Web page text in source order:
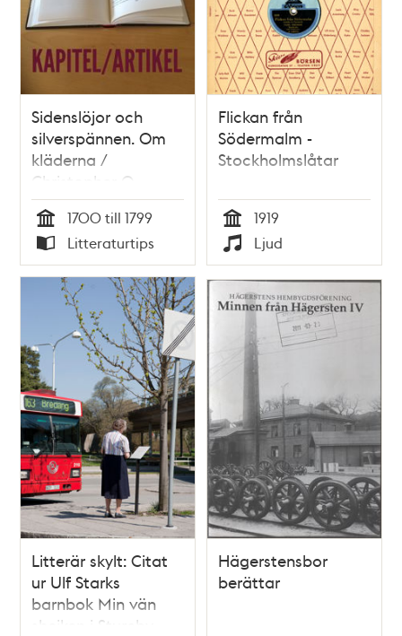
Sidenslöjor och
silverspännen. Om
kläderna /
Christopher O
´Regan
Tid
1700 till 1799
Typ
Litteraturtips
Flickan från
Södermalm -
Stockholmslåtar
Tid
1919
Typ
Ljud
Litterär skylt: Citat
ur Ulf Starks
barnbok Min vän
shejken i Stureby
Hägerstensbor
berättar